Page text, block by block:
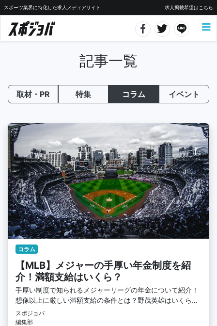
スポーツ業界に特化した求人メディアサイト 求人掲載希望はこちら
記事一覧
取材・PR 特集 コラム イベント
コラム
【MLB】メジャーの手厚い年金制度を紹
介！満額支給はいくら？
手厚い制度で知られるメジャーリーグの年金について紹介！
想像以上に厳しい満額支給の条件とは？野茂英雄はいくらも
らった？
スポジョバ
編集部